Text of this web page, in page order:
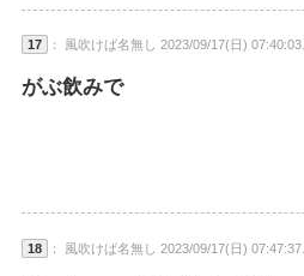
17 ： 風吹けば名無し 2023/09/17(日)
がぶ飲みで
18 ： 風吹けば名無し 2023/09/17(日)